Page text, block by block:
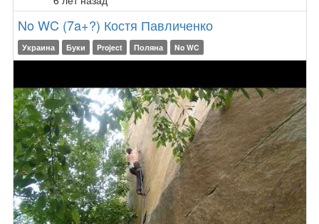
No WC (7a+?) Костя Павличенко
Украина Буки Project Поляна No WC